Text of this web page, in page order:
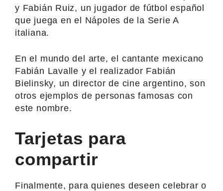
y Fabián Ruiz, un jugador de fútbol español
que juega en el Nápoles de la Serie A
italiana.
En el mundo del arte, el cantante mexicano
Fabián Lavalle y el realizador Fabián
Bielinsky, un director de cine argentino, son
otros ejemplos de personas famosas con
este nombre.
Tarjetas para
compartir
Finalmente, para quienes deseen celebrar o